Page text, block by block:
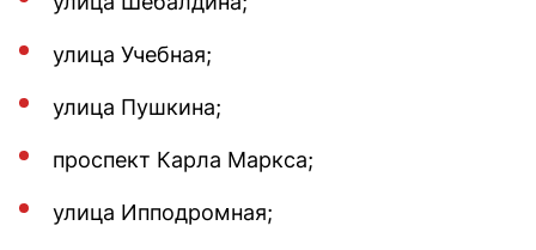
улица Учебная;
улица Пушкина;
проспект Карла Маркса;
улица Ипподромная;